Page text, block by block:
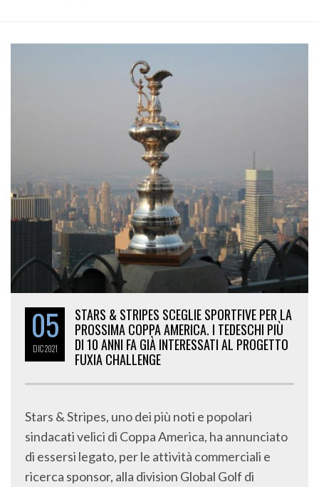
05
DIC2021
STARS & STRIPES SCEGLIE SPORTFIVE PER LA
PROSSIMA COPPA AMERICA. I TEDESCHI PIÙ
DI 10 ANNI FA GIÀ INTERESSATI AL PROGETTO
FUXIA CHALLENGE
Stars & Stripes, uno dei più noti e popolari
sindacati velici di Coppa America, ha annunciato
di essersi legato, per le attività commerciali e
ricerca sponsor, alla division Global Golf di